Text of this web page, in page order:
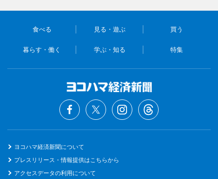
食べる 見る・遊ぶ 買う
暮らす・働く 学ぶ・知る 特集
ヨコハマ経済新聞について
プレスリリース・情報提供はこちらから
アクセスデータの利用について